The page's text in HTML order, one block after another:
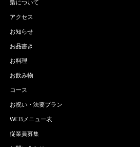
梟について
アクセス
お知らせ
お品書き
お料理
お飲み物
コース
お祝い・法要プラン
WEBメニュー表
従業員募集